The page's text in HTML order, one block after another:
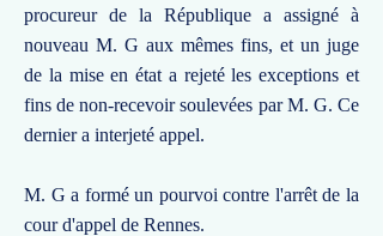
procureur de la République a assigné à
nouveau M. G aux mêmes fins, et un juge
de la mise en état a rejeté les exceptions et
fins de non-recevoir soulevées par M. G. Ce
dernier a interjeté appel.
M. G a formé un pourvoi contre l'arrêt de la
cour d'appel de Rennes.